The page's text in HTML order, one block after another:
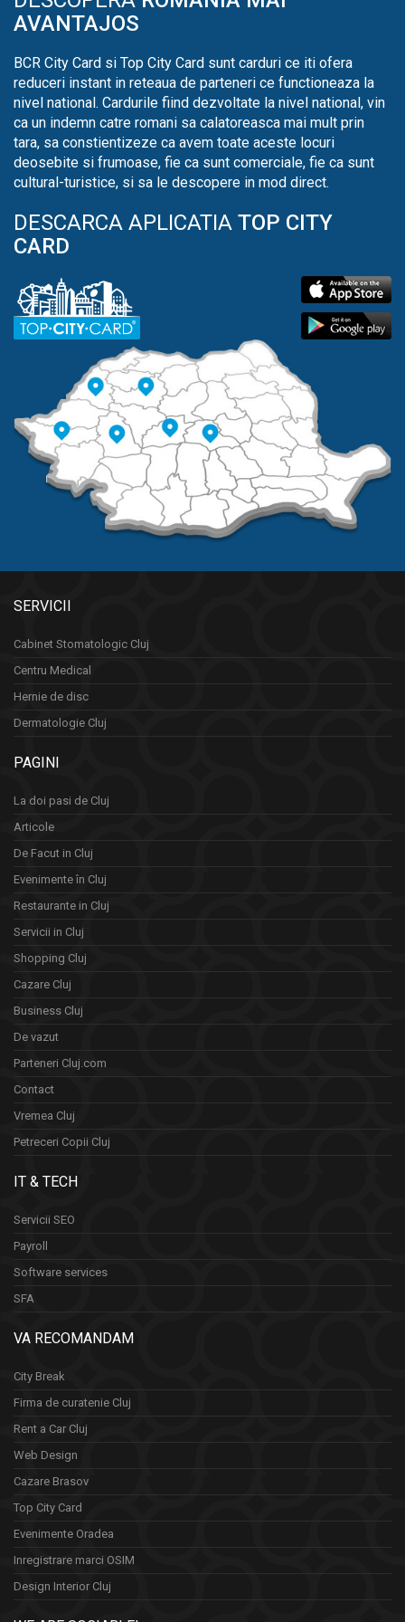
AVANTAJOS
BCR City Card si Top City Card sunt carduri ce iti ofera
reduceri instant in reteaua de parteneri ce functioneaza la
nivel national. Cardurile fiind dezvoltate la nivel national, vin
ca un indemn catre romani sa calatoreasca mai mult prin
tara, sa constientizeze ca avem toate aceste locuri
deosebite si frumoase, fie ca sunt comerciale, fie ca sunt
cultural-turistice, si sa le descopere in mod direct.
DESCARCA APLICATIA TOP CITY
CARD
SERVICII
Cabinet Stomatologic Cluj
Centru Medical
Hernie de disc
Dermatologie Cluj
PAGINI
La doi pasi de Cluj
Articole
De Facut in Cluj
Evenimente în Cluj
Restaurante in Cluj
Servicii in Cluj
Shopping Cluj
Cazare Cluj
Business Cluj
De vazut
Parteneri Cluj.com
Contact
Vremea Cluj
Petreceri Copii Cluj
IT & TECH
Servicii SEO
Payroll
Software services
SFA
VA RECOMANDAM
City Break
Firma de curatenie Cluj
Rent a Car Cluj
Web Design
Cazare Brasov
Top City Card
Evenimente Oradea
Inregistrare marci OSIM
Design Interior Cluj